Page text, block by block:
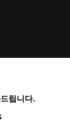
립니다.